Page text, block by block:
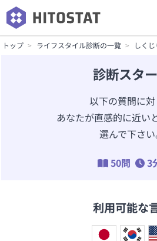
トップ ライフスタイル診断の一覧 しく
診断スタ
以下の質問に
あなたが直感的に近い
選んで下さい
50問 3
利用可能な